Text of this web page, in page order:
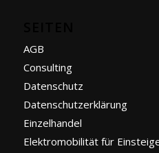
AGB
Consulting
Datenschutz
Datenschutzerklärung
Einzelhandel
Elektromobilität für